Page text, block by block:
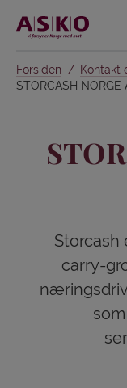
Forsiden Kontakt
STORCASH NORGE
Storcash
carry-